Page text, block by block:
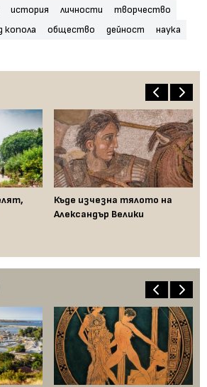
история личности
творчество
копола общество дейност
наука
Къде изчезна тялото на
Александър Велики